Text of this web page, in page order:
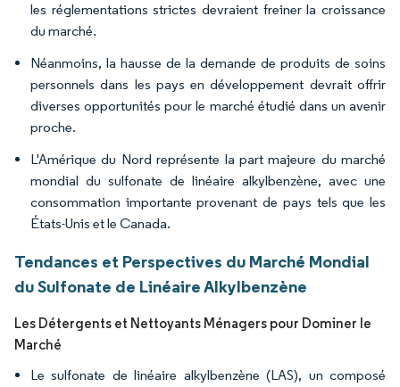
les réglementations strictes devraient freiner la croissance
du marché.
Néanmoins, la hausse de la demande de produits de soins
personnels dans les pays en développement devrait offrir
diverses opportunités pour le marché étudié dans un avenir
proche.
L'Amérique du Nord représente la part majeure du marché
mondial du sulfonate de linéaire alkylbenzène, avec une
consommation importante provenant de pays tels que les
États-Unis et le Canada.
Tendances et Perspectives du Marché Mondial
du Sulfonate de Linéaire Alkylbenzène
Les Détergents et Nettoyants Ménagers pour Dominer le
Marché
Le sulfonate de linéaire alkylbenzène (LAS), un composé